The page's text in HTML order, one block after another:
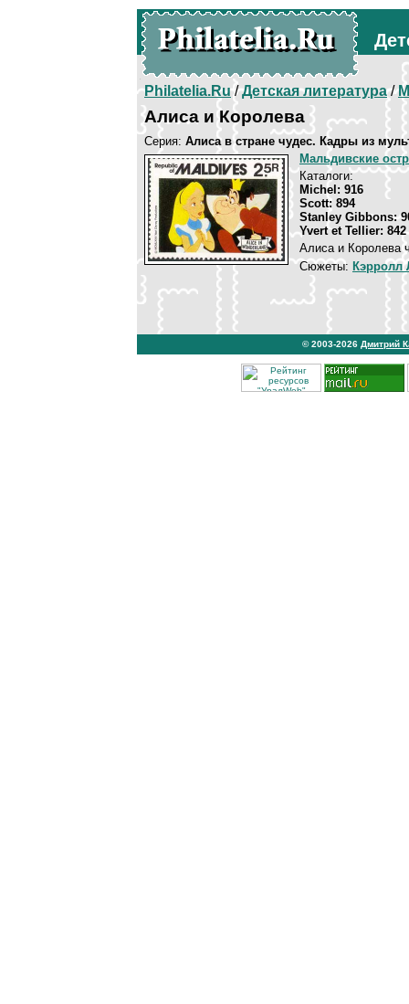
Philatelia.Ru/Детская литература/
Алиса и Королева
Серия: Алиса в стране чудес. Кадры из
Мальдивские
Каталоги:
Michel: 916
Scott: 894
Stanley Gibbons:
Yvert et Tellier: 842
Алиса и Королева
Сюжеты: Кэрролл
© 2003-2026 Дмитрий